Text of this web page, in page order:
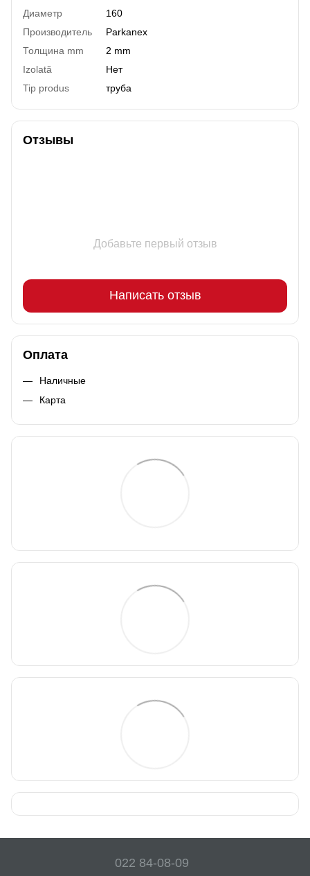
Диаметр
160
Производитель
Parkanex
Толщина mm
2 mm
Izolată
Нет
Tip produs
труба
Отзывы
Добавьте первый отзыв
Написать отзыв
Оплата
Наличные
Карта
022 84-08-09